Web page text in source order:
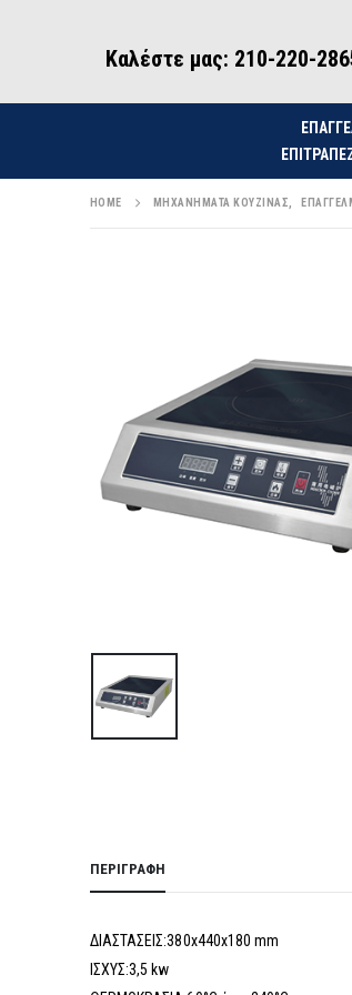
Καλέστε μας: 210-220-
HOME ΜΗΧΑΝΉΜΑΤΑ ΚΟΥΖΊΝΑΣ
ΠΕΡΙΓΡΑΦΉ
ΔΙΑΣΤΑΣΕΙΣ:380x440x180 mm
ΙΣΧΥΣ:3,5 kw